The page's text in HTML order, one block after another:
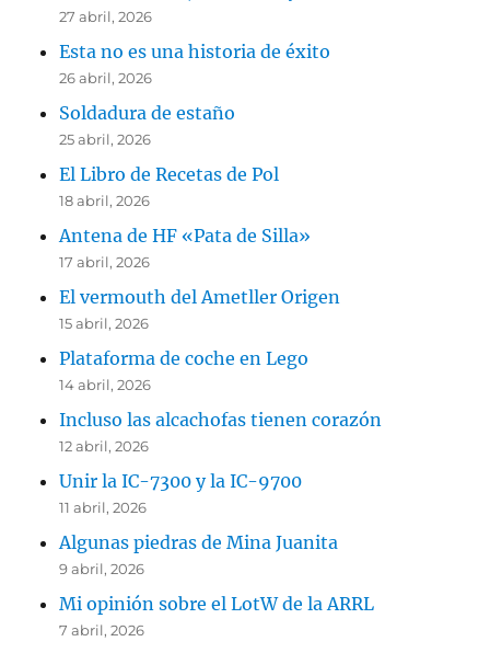
27 abril, 2026
Esta no es una historia de éxito
26 abril, 2026
Soldadura de estaño
25 abril, 2026
El Libro de Recetas de Pol
18 abril, 2026
Antena de HF «Pata de Silla»
17 abril, 2026
El vermouth del Ametller Origen
15 abril, 2026
Plataforma de coche en Lego
14 abril, 2026
Incluso las alcachofas tienen corazón
12 abril, 2026
Unir la IC-7300 y la IC-9700
11 abril, 2026
Algunas piedras de Mina Juanita
9 abril, 2026
Mi opinión sobre el LotW de la ARRL
7 abril, 2026